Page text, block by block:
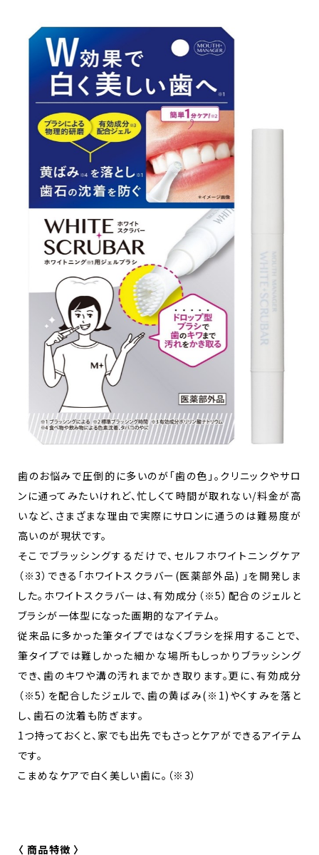
歯のお悩みで圧倒的に多いのが「歯の色」。クリニックやサロ
ンに通ってみたいけれど、忙しくて時間が取れない/料金が高
いなど、さまざまな理由で実際にサロンに通うのは難易度が
高いのが現状です。
そこでブラッシングするだけで、セルフホワイトニングケア
（※3）できる「ホワイトスクラバー(医薬部外品) 」を開発しま
した。ホワイトスクラバーは、有効成分（※5）配合のジェルと
ブラシが一体型になった画期的なアイテム。
従来品に多かった筆タイプではなくブラシを採用することで、
筆タイプでは難しかった細かな場所もしっかりブラッシング
でき、歯のキワや溝の汚れまでかき取ります。更に、有効成分
（※5）を配合したジェルで、歯の黄ばみ(※1)やくすみを落と
し、歯石の沈着も防ぎます。
1つ持っておくと、家でも出先でもさっとケアができるアイテム
です。
こまめなケアで白く美しい歯に。（※3）
〈 商品特徴 〉